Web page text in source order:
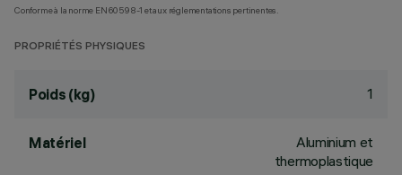
Conforme à la norme EN60598-1 et aux réglementations pertinentes.
PROPRIÉTÉS PHYSIQUES
Poids (kg) 1
Matériel
Aluminium et
thermoplastique